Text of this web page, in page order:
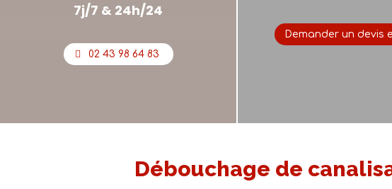
7j/7 & 24h/24
02 43 98 64 83
Demander un devis
Débouchage de